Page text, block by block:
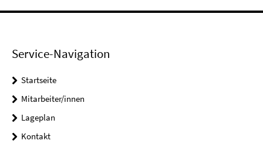
Service-Navigation
Startseite
Mitarbeiter/innen
Lageplan
Kontakt